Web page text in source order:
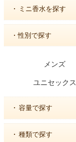
・ ミニ香水を探す
・性別で探す
メンズ
ユニセックス
・ 容量で探す
・ 種類で探す